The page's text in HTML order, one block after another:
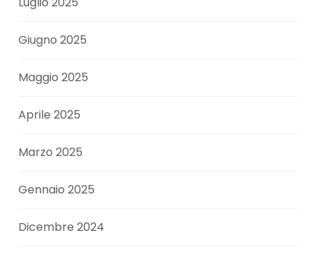
Giugno 2025
Maggio 2025
Aprile 2025
Marzo 2025
Gennaio 2025
Dicembre 2024